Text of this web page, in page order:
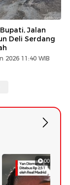
Jalan
Deli Serdang
2026 11:40 WIB
00:43